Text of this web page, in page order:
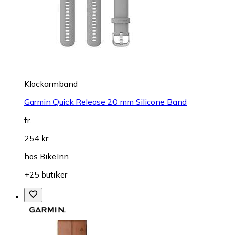
Klockarmband
Garmin Quick Release 20 mm Silicone Band
fr.
254 kr
hos BikeInn
+25 butiker